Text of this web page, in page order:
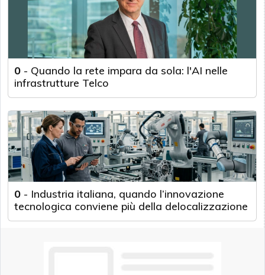
0 - Quando la rete impara da sola: l'AI nelle
infrastrutture Telco
0 - Industria italiana, quando l’innovazione
tecnologica conviene più della delocalizzazione